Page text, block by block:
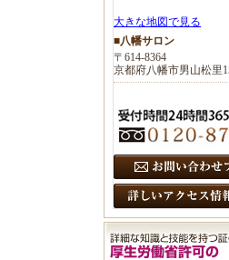
大きな地図で見る
■八幡サロン
〒614-8364
京都府八幡市男山松里